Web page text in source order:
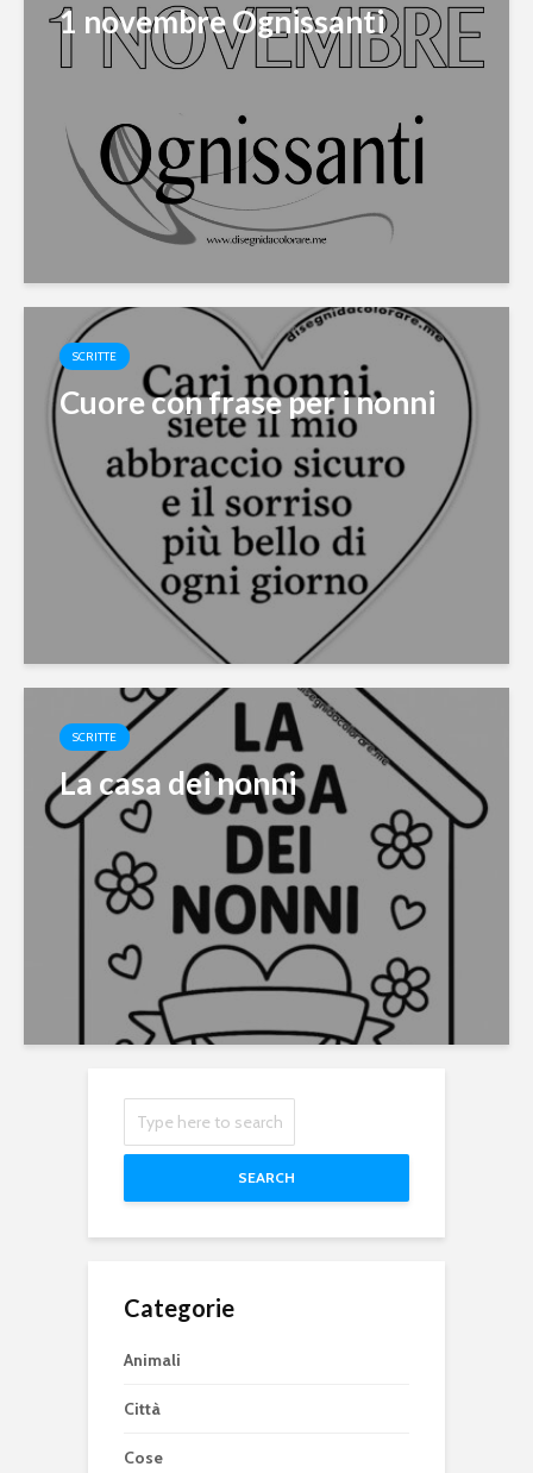
1 novembre Ognissanti
SCRITTE
Cuore con frase per i nonni
SCRITTE
La casa dei nonni
SEARCH
Categorie
Animali
Città
Cose